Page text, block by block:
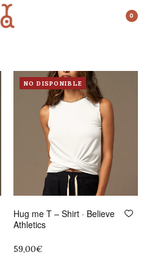
0
NO DISPONIBLE
Hug me T – Shirt · Believe
Athletics
59,00€